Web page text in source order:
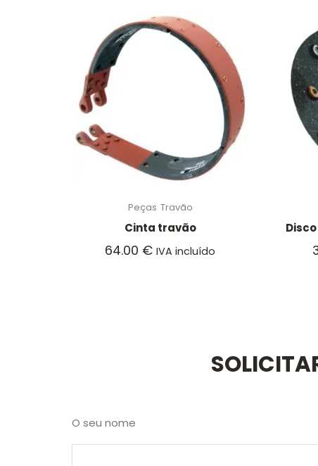
Peças Travão
Cinta travão
64.00 € IVA incluído
O seu nome